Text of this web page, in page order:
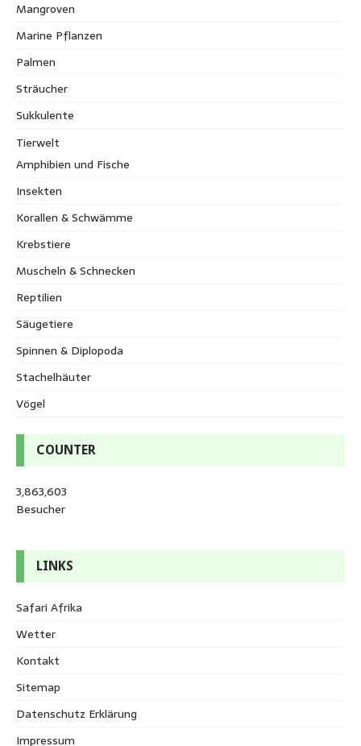
Mangroven
Marine Pflanzen
Palmen
Sträucher
Sukkulente
Tierwelt
Amphibien und Fische
Insekten
Korallen & Schwämme
Krebstiere
Muscheln & Schnecken
Reptilien
Säugetiere
Spinnen & Diplopoda
Stachelhäuter
Vögel
COUNTER
3,863,603
Besucher
LINKS
Safari Afrika
Wetter
Kontakt
Sitemap
Datenschutz Erklärung
Impressum